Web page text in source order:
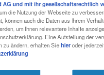
-
AG und mit ihr gesellschaftsrechtlich
die Nutzung der Webseite zu
können auch die Daten aus Ihrem
um Ihnen relevantere Inhalte
Eine Aufstellung der
zu ändern, erhalten Siehieroder